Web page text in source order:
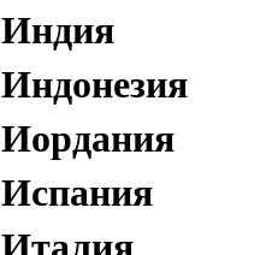
Индия
Индонезия
Иордания
Испания